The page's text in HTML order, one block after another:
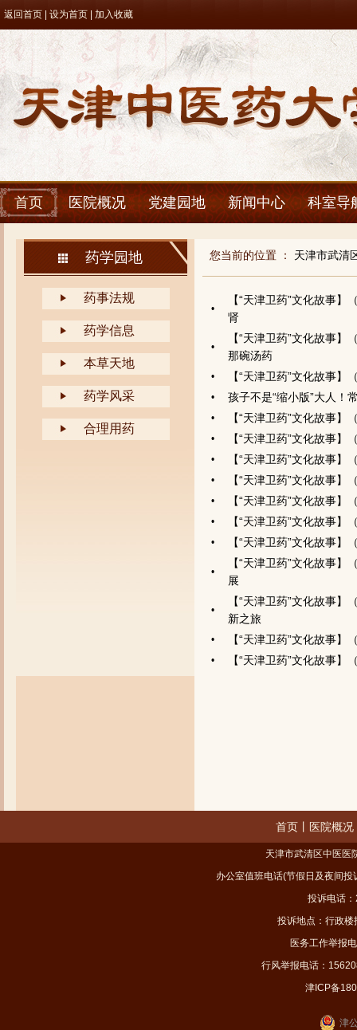
返回首页 | 设为首页 | 加入收藏
首页 医院概况 党建园地 新闻中心 科室导
药学园地
药事法规
药学信息
本草天地
药学风采
合理用药
您当前的位置 ： 天津市武清
•
【“天津卫药”文化故事
肾
•
【“天津卫药”文化故事
那碗汤药
• 【“天津卫药”文化故事
• 孩子不是“缩小版”大人！
• 【“天津卫药”文化故事
• 【“天津卫药”文化故事
• 【“天津卫药”文化故事
• 【“天津卫药”文化故事
• 【“天津卫药”文化故事
• 【“天津卫药”文化故事
• 【“天津卫药”文化故事
•
【“天津卫药”文化故事
展
•
【“天津卫药”文化故事
新之旅
• 【“天津卫药”文化故事
• 【“天津卫药”文化故事
首页 医院概况
天津市武清区中医医
办公室值班电话(节假日及夜间
投诉电话
投诉地点：行政楼
医务工作举报
行风举报电话：
津ICP备
津